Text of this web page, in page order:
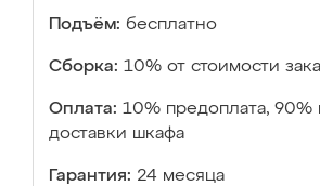
Подъём: бесплатно
Сборка: 10% от стоимости
Оплата: 10% предоплата, 90%
доставки шкафа
Гарантия: 24 месяца